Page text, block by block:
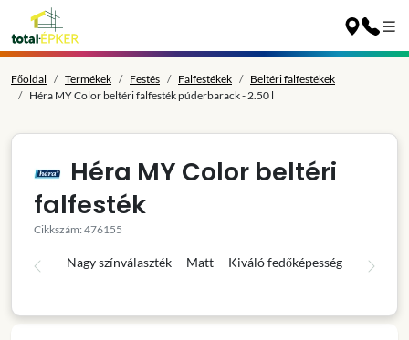
Főoldal Termékek Festés Falfestékek
Beltéri falfestékek
Héra MY Color beltéri falfesték púderbarack - 2.50 l
Héra MY Color beltéri
falfesték
Cikkszám: 476155
Nagy színválaszték Matt Kiváló fedőképesség